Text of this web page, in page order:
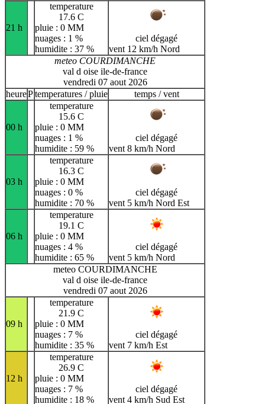
21 h
temperature
17.6 C
pluie : 0 MM
nuages : 1 %
humidite : 37 %
ciel dégagé
vent 12 km/h Nord
meteo COURDIMANCHE
val d oise ile-de-france
vendredi 07 aout 2026
heurePtemperatures / pluie temps / vent
00 h
temperature
15.6 C
pluie : 0 MM
nuages : 1 %
humidite : 59 %
ciel dégagé
vent 8 km/h Nord
03 h
temperature
16.3 C
pluie : 0 MM
nuages : 0 %
humidite : 70 %
ciel dégagé
vent 5 km/h Nord Est
06 h
temperature
19.1 C
pluie : 0 MM
nuages : 4 %
humidite : 65 %
ciel dégagé
vent 5 km/h Nord
meteo COURDIMANCHE
val d oise ile-de-france
vendredi 07 aout 2026
09 h
temperature
21.9 C
pluie : 0 MM
nuages : 7 %
humidite : 35 %
ciel dégagé
vent 7 km/h Est
12 h
temperature
26.9 C
pluie : 0 MM
nuages : 7 %
humidite : 18 %
ciel dégagé
vent 4 km/h Sud Est